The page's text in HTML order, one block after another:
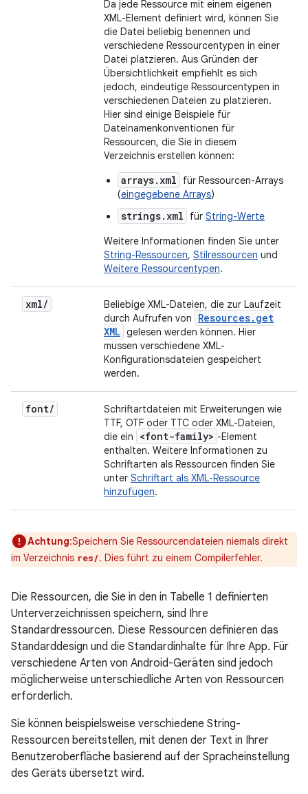
Da jede Ressource mit einem eigenen
XML-Element definiert wird, können Sie
die Datei beliebig benennen und
verschiedene Ressourcentypen in einer
Datei platzieren. Aus Gründen der
Übersichtlichkeit empfiehlt es sich
jedoch, eindeutige Ressourcentypen in
verschiedenen Dateien zu platzieren.
Hier sind einige Beispiele für
Dateinamenkonventionen für
Ressourcen, die Sie in diesem
Verzeichnis erstellen können:
arrays.xml
für Ressourcen-Arrays
(eingegebene Arrays)
strings.xml für String-Werte
Weitere Informationen finden Sie unter
String-Ressourcen, Stilressourcen und
Weitere Ressourcentypen.
xml/
Beliebige XML-Dateien, die zur Laufzeit
durch Aufrufen von
Resources. get
XML gelesen werden können. Hier
müssen verschiedene XML-
Konfigurationsdateien gespeichert
werden.
font/
Schriftartdateien mit Erweiterungen wie
TTF, OTF oder TTC oder XML-Dateien,
die ein
<font-family> -Element
enthalten. Weitere Informationen zu
Schriftarten als Ressourcen finden Sie
unter Schriftart als XML-Ressource
hinzufügen.
Achtung:Speichern Sie Ressourcendateien niemals direkt
im Verzeichnis res/. Dies führt zu einem Compilerfehler.
Die Ressourcen, die Sie in den in Tabelle 1 definierten
Unterverzeichnissen speichern, sind Ihre
Standardressourcen. Diese Ressourcen definieren das
Standarddesign und die Standardinhalte für Ihre App. Für
verschiedene Arten von Android-Geräten sind jedoch
möglicherweise unterschiedliche Arten von Ressourcen
erforderlich.
Sie können beispielsweise verschiedene String-
Ressourcen bereitstellen, mit denen der Text in Ihrer
Benutzeroberfläche basierend auf der Spracheinstellung
des Geräts übersetzt wird.